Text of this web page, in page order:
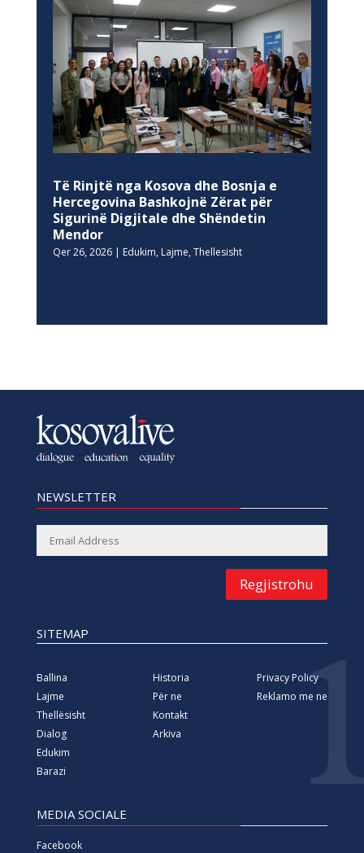
Të Rinjtë nga Kosova dhe Bosnja e
Hercegovina Bashkojnë Zërat për
Sigurinë Digjitale dhe Shëndetin
Mendor
Qer 26, 2026| Edukim, Lajme, Thellesisht
NEWSLETTER
Regjistrohu
SITEMAP
Ballina
Lajme
Thellësisht
Dialog
Edukim
Barazi
Historia
Për ne
Kontakt
Arkiva
Privacy Policy
Reklamo me ne
MEDIA SOCIALE
Facebook